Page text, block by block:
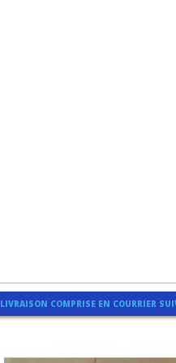
LIVRAISON COMPRISE EN COURRIER